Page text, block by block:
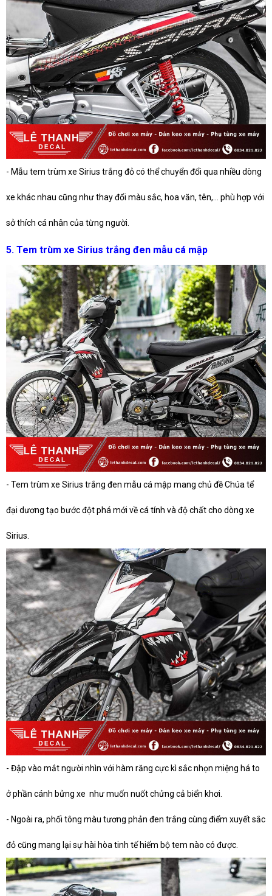
- Mẫu tem trùm xe Sirius trắng đỏ có thể chuyển đổi qua nhiều dòng
xe khác nhau cũng như thay đổi màu sắc, hoa văn, tên,... phù hợp với
sở thích cá nhân của từng người.
5. Tem trùm xe Sirius trắng đen mẫu cá mập
- Tem trùm xe Sirius trắng đen mẫu cá mập mang chủ đề Chúa tể
đại dương tạo bước đột phá mới về cá tính và độ chất cho dòng xe
Sirius.
- Đập vào mắt người nhìn với hàm răng cực kì sắc nhọn miệng há to
ở phần cánh bửng xe như muốn nuốt chửng cả biển khơi.
- Ngoài ra, phối tông màu tương phản đen trắng cùng điểm xuyết sắc
đỏ cũng mang lại sự hài hòa tinh tế hiếm bộ tem nào có được.